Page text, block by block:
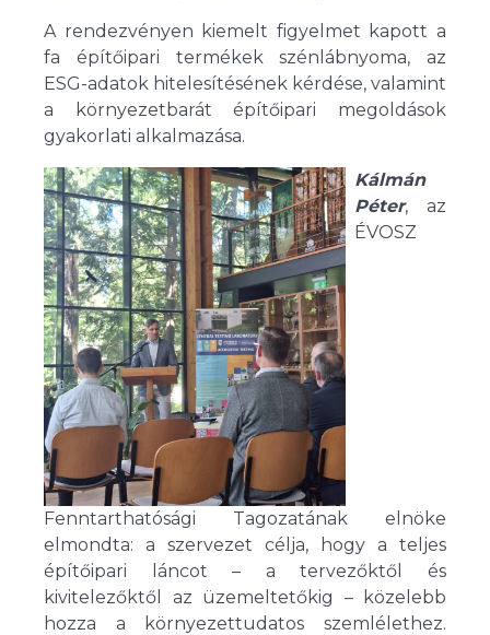
A rendezvényen kiemelt figyelmet kapott a
fa építőipari termékek szénlábnyoma, az
ESG-adatok hitelesítésének kérdése, valamint
a környezetbarát építőipari megoldások
gyakorlati alkalmazása.
Kálmán
Péter, az
ÉVOSZ
Fenntarthatósági Tagozatának elnöke
elmondta: a szervezet célja, hogy a teljes
építőipari láncot – a tervezőktől és
kivitelezőktől az üzemeltetőkig – közelebb
hozza a környezettudatos szemlélethez.